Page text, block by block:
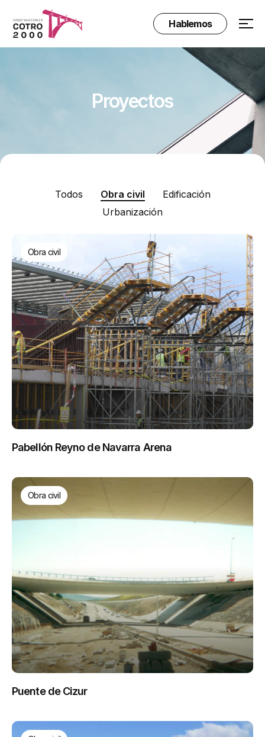
Hablemos
Proyectos
Todos Obra civil
Edificación
Urbanización
Obra civil
Pabellón Reyno de Navarra Arena
Obra civil
Puente de Cizur